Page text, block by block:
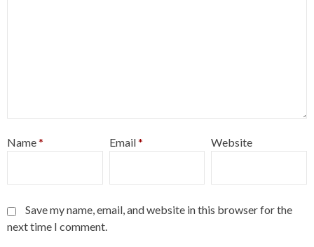
Name* Email* Website
Save my name, email, and website in this browser for the
next time I comment.